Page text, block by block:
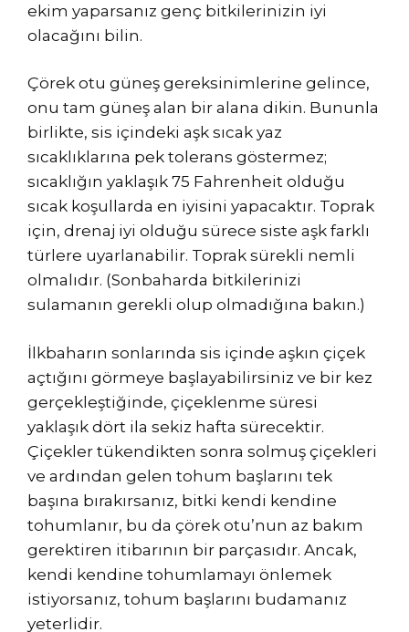
ekim yaparsanız genç bitkilerinizin iyi
olacağını bilin.
Çörek otu güneş gereksinimlerine gelince,
onu tam güneş alan bir alana dikin. Bununla
birlikte, sis içindeki aşk sıcak yaz
sıcaklıklarına pek tolerans göstermez;
sıcaklığın yaklaşık 75 Fahrenheit olduğu
sıcak koşullarda en iyisini yapacaktır. Toprak
için, drenaj iyi olduğu sürece siste aşk farklı
türlere uyarlanabilir. Toprak sürekli nemli
olmalıdır. (Sonbaharda bitkilerinizi
sulamanın gerekli olup olmadığına bakın.)
İlkbaharın sonlarında sis içinde aşkın çiçek
açtığını görmeye başlayabilirsiniz ve bir kez
gerçekleştiğinde, çiçeklenme süresi
yaklaşık dört ila sekiz hafta sürecektir.
Çiçekler tükendikten sonra solmuş çiçekleri
ve ardından gelen tohum başlarını tek
başına bırakırsanız, bitki kendi kendine
tohumlanır, bu da çörek otu’nun az bakım
gerektiren itibarının bir parçasıdır. Ancak,
kendi kendine tohumlamayı önlemek
istiyorsanız, tohum başlarını budamanız
yeterlidir.